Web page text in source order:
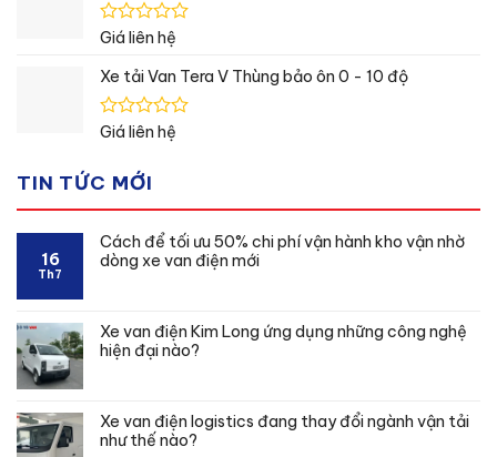
5
sao
Được
hạng
5
sao
Giá liên hệ
Xe tải Van Tera V Thùng bảo ôn 0 - 10 độ
Được
0
Giá liên hệ
TIN TỨC MỚI
16
Th7
Cách để tối ưu 50% chi phí vận hành kho vận nhờ
dòng xe van điện mới
Xe van điện Kim Long ứng dụng những công nghệ
hiện đại nào?
Xe van điện logistics đang thay đổi ngành vận tải
như thế nào?